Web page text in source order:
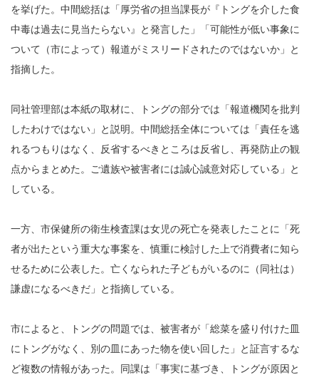
を挙げた。中間総括は「厚労省の担当課長が『トングを介した食
中毒は過去に見当たらない』と発言した」「可能性が低い事象に
ついて（市によって）報道がミスリードされたのではないか」と
指摘した。
同社管理部は本紙の取材に、トングの部分では「報道機関を批判
したわけではない」と説明。中間総括全体については「責任を逃
れるつもりはなく、反省するべきところは反省し、再発防止の観
点からまとめた。ご遺族や被害者には誠心誠意対応している」と
している。
一方、市保健所の衛生検査課は女児の死亡を発表したことに「死
者が出たという重大な事案を、慎重に検討した上で消費者に知ら
せるために公表した。亡くなられた子どもがいるのに（同社は）
謙虚になるべきだ」と指摘している。
市によると、トングの問題では、被害者が「総菜を盛り付けた皿
にトングがなく、別の皿にあった物を使い回した」と証言するな
ど複数の情報があった。同課は「事実に基づき、トングが原因と